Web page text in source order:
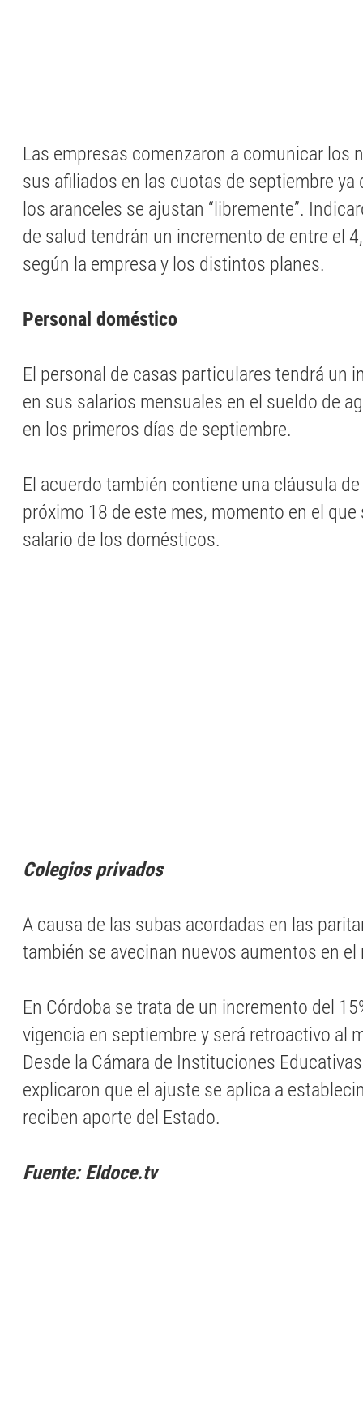
Las empresas comenzaron a comunicar los
sus afiliados en las cuotas de septiembre ya
los aranceles se ajustan “libremente”.
de salud tendrán un incremento de entre el
según la empresa y los distintos planes.
Personal doméstico
El personal de casas particulares tendrá un
en sus salarios mensuales en el sueldo de
en los primeros días de septiembre.
El acuerdo también contiene una cláusula
próximo 18 de este mes, momento en el que
salario de los domésticos.
Colegios privados
A causa de las subas acordadas en las
también se avecinan nuevos aumentos en
En Córdoba se trata de un incremento del
vigencia en septiembre y será retroactivo al
Desde la Cámara de Instituciones
explicaron que el ajuste se aplica a
reciben aporte del Estado.
Fuente: Eldoce.tv